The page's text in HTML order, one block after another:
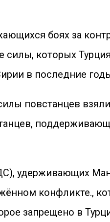
боях за
которых
в последние
повстанцев
удерживающих
конфликте.,
запрещено в